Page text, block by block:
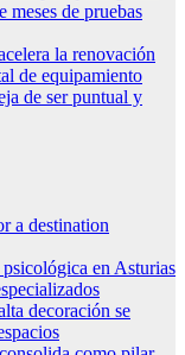
meses de pruebas
la renovación
de equipamiento
de ser puntual y
a destination
en Asturias
decoración se